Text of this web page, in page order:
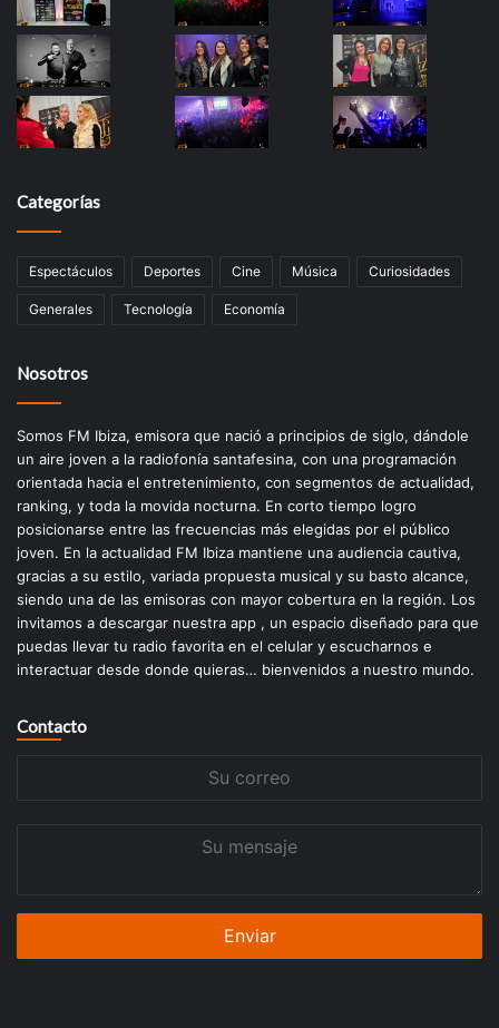
Categorías
Espectáculos Deportes Cine Música Curiosidades
Generales Tecnología Economía
Nosotros
Somos FM Ibiza, emisora que nació a principios de siglo, dándole
un aire joven a la radiofonía santafesina, con una programación
orientada hacia el entretenimiento, con segmentos de actualidad,
ranking, y toda la movida nocturna. En corto tiempo logro
posicionarse entre las frecuencias más elegidas por el público
joven. En la actualidad FM Ibiza mantiene una audiencia cautiva,
gracias a su estilo, variada propuesta musical y su basto alcance,
siendo una de las emisoras con mayor cobertura en la región. Los
invitamos a descargar nuestra app , un espacio diseñado para que
puedas llevar tu radio favorita en el celular y escucharnos e
interactuar desde donde quieras… bienvenidos a nuestro mundo.
Contacto